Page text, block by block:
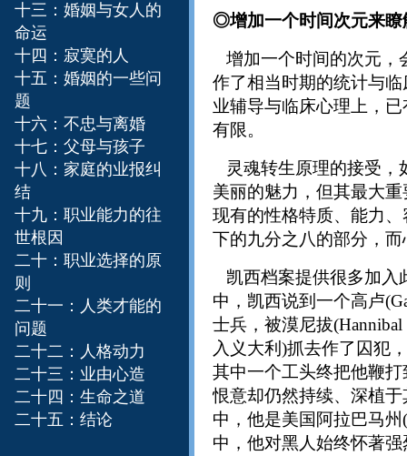
十三：婚姻与女人的
命运
十四：寂寞的人
十五：婚姻的一些问
题
十六：不忠与离婚
十七：父母与孩子
十八：家庭的业报纠
结
十九：职业能力的往
世根因
二十：职业选择的原
则
二十一：人类才能的
问题
二十二：人格动力
二十三：业由心造
二十四：生命之道
二十五：结论
◎增加一个时间次元来瞭
增加一个时间的次元，
作了相当时期的统计与
业辅导与临床心理上，
有限。
灵魂转生原理的接受，
美丽的魅力，但其最大
现有的性格特质、能力
下的九分之八的部分，
凯西档案提供很多加入
中，凯西说到一个高卢
士兵，被漠尼拔
入义大利)抓去作了囚犯
其中一个工头终把他鞭
恨意却仍然持续、深植
中，他是美国阿拉巴马
中，他对黑人始终怀著